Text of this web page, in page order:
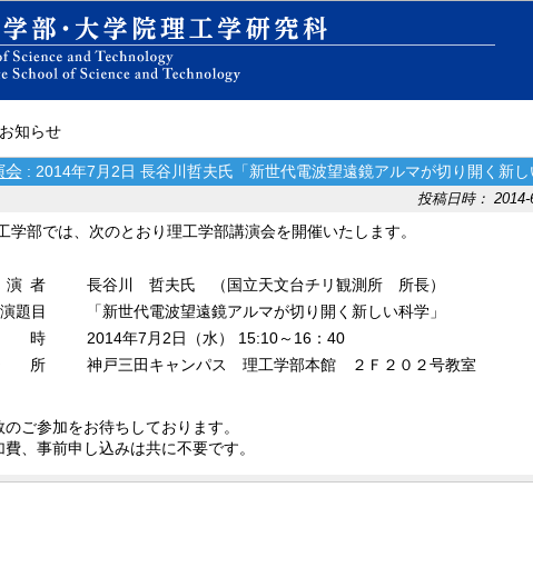
知らせ
会 : 2014年7月2日 長谷川哲夫氏「新世代電波望遠鏡アルマが切り開く新
投稿日時：
学部では、次のとおり理工学部講演会を開催いたします。
演者
長谷川 哲夫氏 （国立天文台チリ観測所 所長）
題目
「新世代電波望遠鏡アルマが切り開く新しい科学」
時
2014年7月2日（水） 15:10～16：40
所
神戸三田キャンパス 理工学部本館 ２Ｆ２０２号教室
のご参加をお待ちしております。
費、事前申し込みは共に不要です。